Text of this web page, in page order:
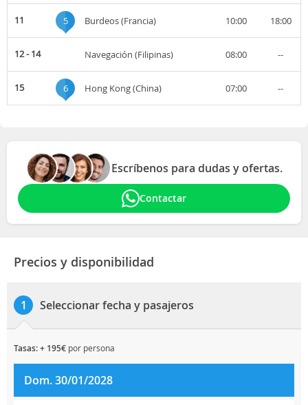
11 5 Burdeos (Francia) 10:00 18:00
12 - 14 Navegación (Filipinas) 08:00 --
15 6 Hong Kong (China) 07:00 --
Escríbenos para dudas y ofertas.
Contactar
Precios y disponibilidad
1 Seleccionar fecha y pasajeros
tasas: + 195€ por persona
Dom. 30/01/2028